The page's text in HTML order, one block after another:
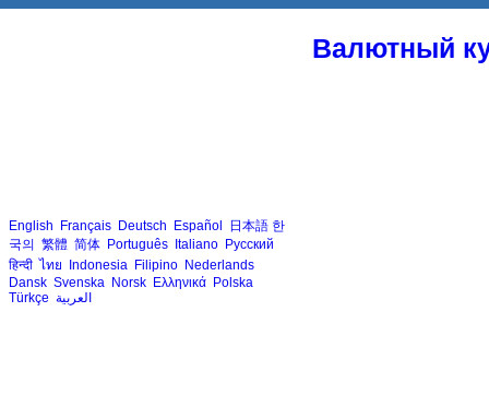
Валютный
English Français Deutsch Español 日本語 한
국의 繁體 简体 Português Italiano Русский
हिन्दी ไทย Indonesia Filipino Nederlands
Dansk Svenska Norsk Ελληνικά Polska
Türkçe العربية